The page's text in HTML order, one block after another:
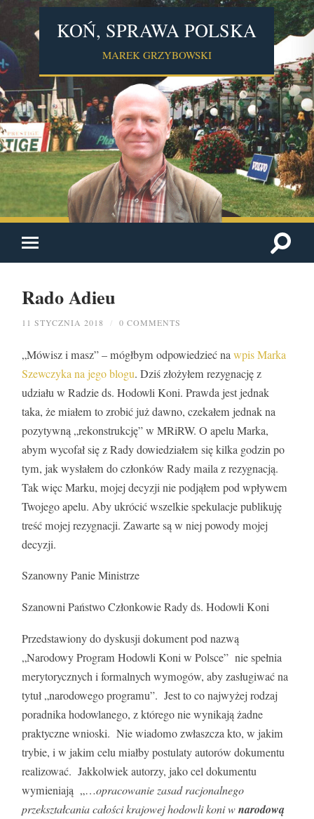
KOŃ, SPRAWA POLSKA
MAREK GRZYBOWSKI
Rado Adieu
11 STYCZNIA 2018 / 0 COMMENTS
„Mówisz i masz” – mógłbym odpowiedzieć nawpis Marka
Szewczyka na jego blogu. Dziś złożyłem rezygnację z
udziału w Radzie ds. Hodowli Koni. Prawda jest jednak
taka, że miałem to zrobić już dawno, czekałem jednak na
pozytywną „rekonstrukcję” w MRiRW. O apelu Marka,
abym wycofał się z Rady dowiedziałem się kilka godzin po
tym, jak wysłałem do członków Rady maila z rezygnacją.
Tak więc Marku, mojej decyzji nie podjąłem pod wpływem
Twojego apelu. Aby ukrócić wszelkie spekulacje publikuję
treść mojej rezygnacji. Zawarte są w niej powody mojej
decyzji.
Szanowny Panie Ministrze
Szanowni Państwo Członkowie Rady ds. Hodowli Koni
Przedstawiony do dyskusji dokument pod nazwą
„Narodowy Program Hodowli Koni w Polsce” nie spełnia
merytorycznych i formalnych wymogów, aby zasługiwać na
tytuł „narodowego programu”. Jest to co najwyżej rodzaj
poradnika hodowlanego, z którego nie wynikają żadne
praktyczne wnioski. Nie wiadomo zwłaszcza kto, w jakim
trybie, i w jakim celu miałby postulaty autorów dokumentu
realizować. Jakkolwiek autorzy, jako cel dokumentu
wymieniają „…opracowanie zasad racjonalnego
przekształcania całości krajowej hodowli koni wnarodową